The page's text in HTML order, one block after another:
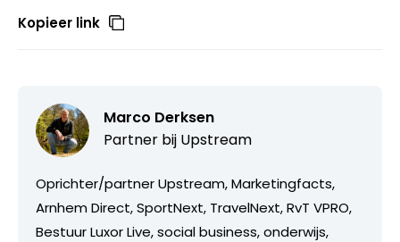
Kopieer link
Marco Derksen
Partner bij Upstream
Oprichter/partner Upstream, Marketingfacts,
Arnhem Direct, SportNext, TravelNext, RvT VPRO,
Bestuur Luxor Live, social business, onderwijs,